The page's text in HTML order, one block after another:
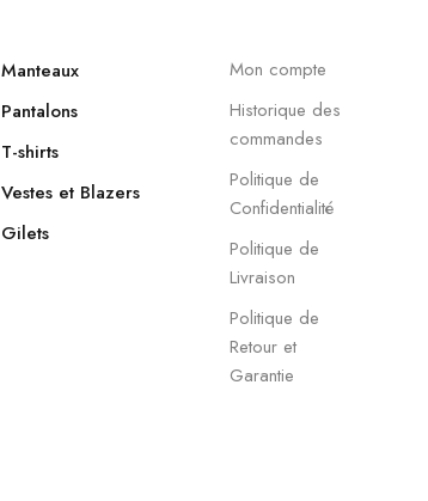
Manteaux
Pantalons
T-shirts
Vestes et Blazers
Gilets
Mon compte
Historique des
commandes
Politique de
Confidentialité
Politique de
Livraison
Politique de
Retour et
Garantie